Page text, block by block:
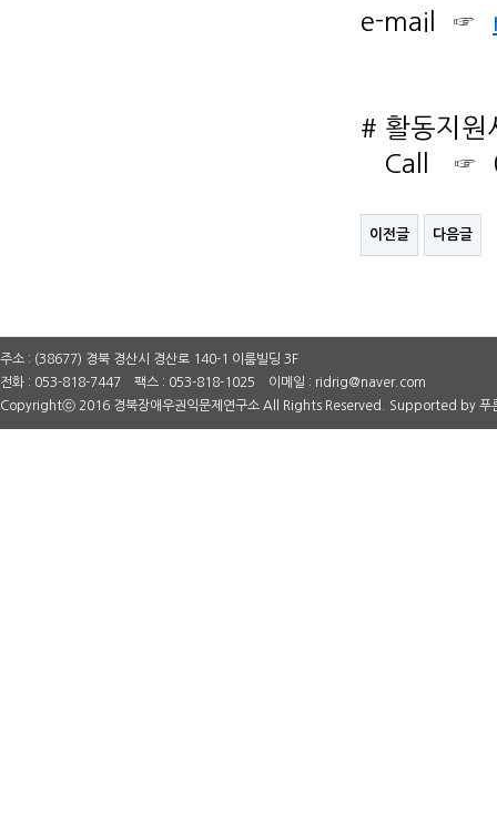
e-mail ☞
# 활동지원
Call ☞
이전글 다음글
주소 : (38677) 경북 경산시 경산로 140-1 이룸빌딩 3F
전화 : 053-818-7447 팩스 : 053-818-1025 이메일 : ridrig@naver.com
Copyrightⓒ 2016 경북장애우권익문제연구소 All Rights Reserved. Supported by 푸